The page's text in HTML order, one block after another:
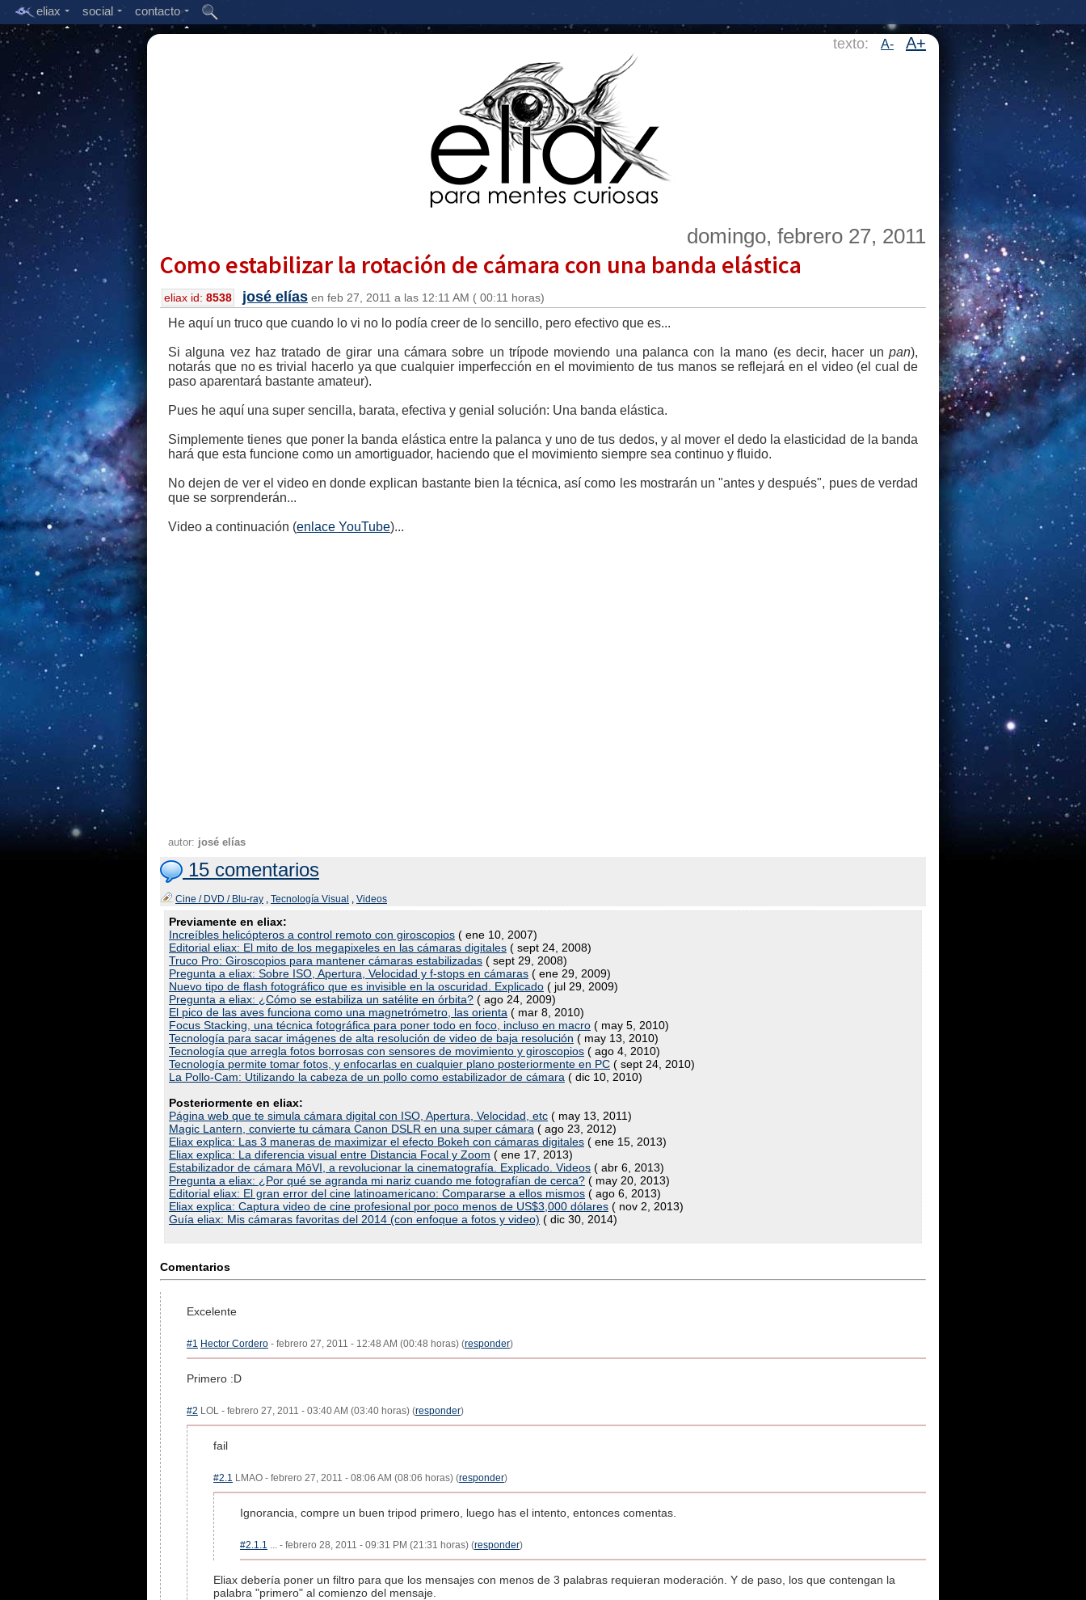
eliax social contacto
texto: A- A+
domingo, febrero 27, 2011
Como estabilizar la rotación de cámara con una banda elástica
eliax id: 8538 josé elías en feb 27, 2011 a las 12:11 AM ( 00:11 horas)
He aquí un truco que cuando lo vi no lo podía creer de lo sencillo, pero efectivo que es...
Si alguna vez haz tratado de girar una cámara sobre un trípode moviendo una palanca con la mano (es decir, hacer un pan),
notarás que no es trivial hacerlo ya que cualquier imperfección en el movimiento de tus manos se reflejará en el video (el cual de
paso aparentará bastante amateur).
Pues he aquí una super sencilla, barata, efectiva y genial solución: Una banda elástica.
Simplemente tienes que poner la banda elástica entre la palanca y uno de tus dedos, y al mover el dedo la elasticidad de la banda
hará que esta funcione como un amortiguador, haciendo que el movimiento siempre sea continuo y fluido.
No dejen de ver el video en donde explican bastante bien la técnica, así como les mostrarán un "antes y después", pues de verdad
que se sorprenderán...
Video a continuación (enlace YouTube)...
autor: josé elías
15 comentarios
Cine / DVD / Blu-ray , Tecnología Visual , Videos
Previamente en eliax:
Increíbles helicópteros a control remoto con giroscopios ( ene 10, 2007)
Editorial eliax: El mito de los megapixeles en las cámaras digitales ( sept 24, 2008)
Truco Pro: Giroscopios para mantener cámaras estabilizadas ( sept 29, 2008)
Pregunta a eliax: Sobre ISO, Apertura, Velocidad y f-stops en cámaras ( ene 29, 2009)
Nuevo tipo de flash fotográfico que es invisible en la oscuridad. Explicado ( jul 29, 2009)
Pregunta a eliax: ¿Cómo se estabiliza un satélite en órbita? ( ago 24, 2009)
El pico de las aves funciona como una magnetrómetro, las orienta ( mar 8, 2010)
Focus Stacking, una técnica fotográfica para poner todo en foco, incluso en macro ( may 5, 2010)
Tecnología para sacar imágenes de alta resolución de video de baja resolución ( may 13, 2010)
Tecnología que arregla fotos borrosas con sensores de movimiento y giroscopios ( ago 4, 2010)
Tecnología permite tomar fotos, y enfocarlas en cualquier plano posteriormente en PC ( sept 24, 2010)
La Pollo-Cam: Utilizando la cabeza de un pollo como estabilizador de cámara ( dic 10, 2010)
Posteriormente en eliax:
Página web que te simula cámara digital con ISO, Apertura, Velocidad, etc ( may 13, 2011)
Magic Lantern, convierte tu cámara Canon DSLR en una super cámara ( ago 23, 2012)
Eliax explica: Las 3 maneras de maximizar el efecto Bokeh con cámaras digitales ( ene 15, 2013)
Eliax explica: La diferencia visual entre Distancia Focal y Zoom ( ene 17, 2013)
Estabilizador de cámara MōVI, a revolucionar la cinematografía. Explicado. Videos ( abr 6, 2013)
Pregunta a eliax: ¿Por qué se agranda mi nariz cuando me fotografían de cerca? ( may 20, 2013)
Editorial eliax: El gran error del cine latinoamericano: Compararse a ellos mismos ( ago 6, 2013)
Eliax explica: Captura video de cine profesional por poco menos de US$3,000 dólares ( nov 2, 2013)
Guía eliax: Mis cámaras favoritas del 2014 (con enfoque a fotos y video) ( dic 30, 2014)
Comentarios
Excelente
#1 Hector Cordero - febrero 27, 2011 - 12:48 AM (00:48 horas) (responder)
Primero :D
#2 LOL - febrero 27, 2011 - 03:40 AM (03:40 horas) (responder)
fail
#2.1 LMAO - febrero 27, 2011 - 08:06 AM (08:06 horas) (responder)
Ignorancia, compre un buen tripod primero, luego has el intento, entonces comentas.
#2.1.1 ... - febrero 28, 2011 - 09:31 PM (21:31 horas) (responder)
Eliax debería poner un filtro para que los mensajes con menos de 3 palabras requieran moderación. Y de paso, los que contengan la
palabra "primero" al comienzo del mensaje.